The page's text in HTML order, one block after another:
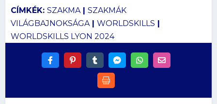
CÍMKÉK: SZAKMA| SZAKMÁK
VILÁGBAJNOKSÁGA| WORLDSKILLS |
WORLDSKILLS LYON 2024